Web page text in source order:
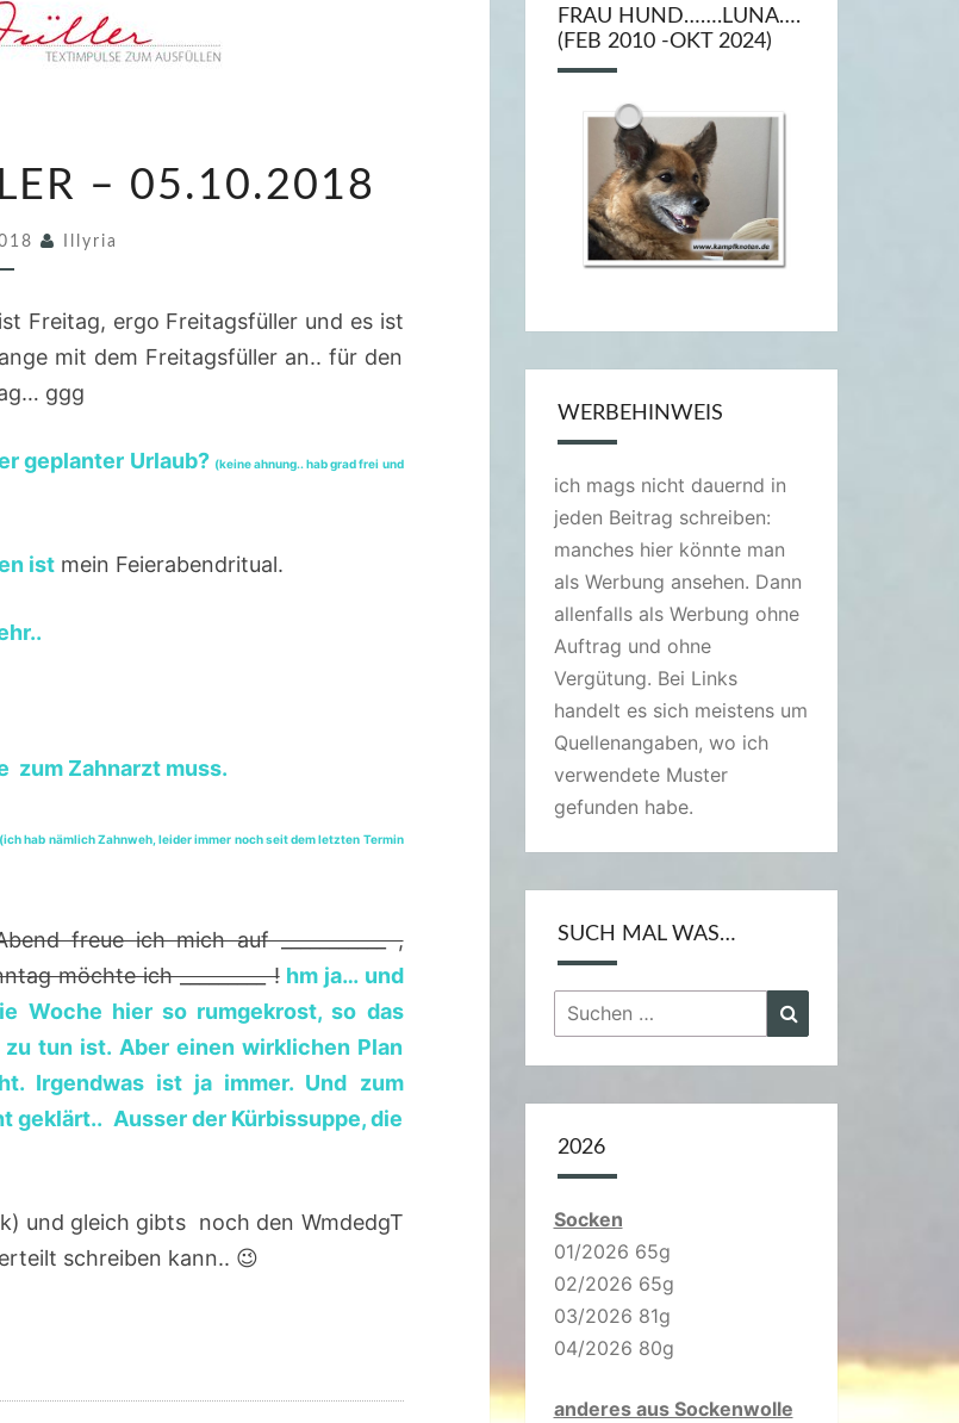
– 05.10.2018
Illyria
Freitag, ergo Freitagsfüller und es ist
mit dem Freitagsfüller an.. für den
ggg
geplanter Urlaub? (keine ahnung.. hab grad frei und
ist mein Feierabendritual.
zum Zahnarzt muss.
(ich hab nämlich Zahnweh, leider immer noch seit dem letzten Termin
freue ich mich auf ___________ ,
möchte ich _________ !hm ja… und
Woche hier so rumgekrost, so das
tun ist. Aber einen wirklichen Plan
Irgendwas ist ja immer. Und zum
geklärt.. Ausser der Kürbissuppe, die
und gleich gibts noch den WmdedgT
schreiben kann.. 😉
FRAU HUND…….LUNA….
(FEB 2010 -OKT 2024)
WERBEHINWEIS
ich mags nicht dauernd in
jeden Beitrag schreiben:
manches hier könnte man
als Werbung ansehen. Dann
allenfalls als Werbung ohne
Auftrag und ohne
Vergütung. Bei Links
handelt es sich meistens um
Quellenangaben, wo ich
verwendete Muster
gefunden habe.
SUCH MAL WAS…
Suchen
nach:
2026
Socken
01/2026 65g
02/2026 65g
03/2026 81g
04/2026 80g
anderes aus Sockenwolle